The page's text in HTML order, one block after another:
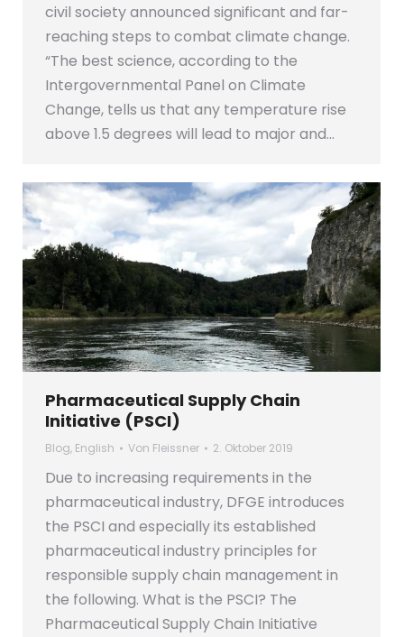
civil society announced significant and far-
reaching steps to combat climate change.
“The best science, according to the
Intergovernmental Panel on Climate
Change, tells us that any temperature rise
above 1.5 degrees will lead to major and…
Pharmaceutical Supply Chain
Initiative (PSCI)
Blog, English Von Fleissner 2. Oktober 2019
Due to increasing requirements in the
pharmaceutical industry, DFGE introduces
the PSCI and especially its established
pharmaceutical industry principles for
responsible supply chain management in
the following. What is the PSCI? The
Pharmaceutical Supply Chain Initiative